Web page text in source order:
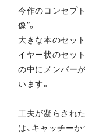
今作のコンセプ
像”。
大きな本のセッ
イヤー状のセッ
の中にメンバー
います。
工夫が凝らされ
は、キャッチー